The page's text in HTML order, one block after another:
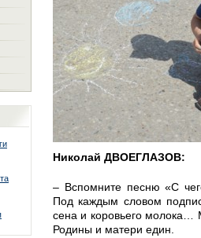
Николай ДВОЕГЛАЗОВ:
– Вспомните песню «С
Под каждым словом
сена и коровьего молока…
Родины и матери един.